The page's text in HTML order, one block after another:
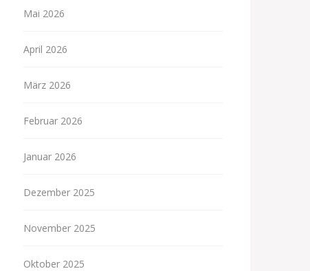
Mai 2026
April 2026
März 2026
Februar 2026
Januar 2026
Dezember 2025
November 2025
Oktober 2025